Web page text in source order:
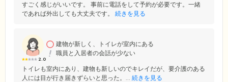
すごく感じがいいです。 事前に電話をして予約が必要です。一緒
であれば外出しても大丈夫です。
続きを見る
2.0
建物が新しく、トイレが室内にある
職員と入居者の会話が少ない
トイレも室内にあり、建物も新しいのでキレイだが、要介護のある
人には目が行き届きずらいと思った。... 続きを見る